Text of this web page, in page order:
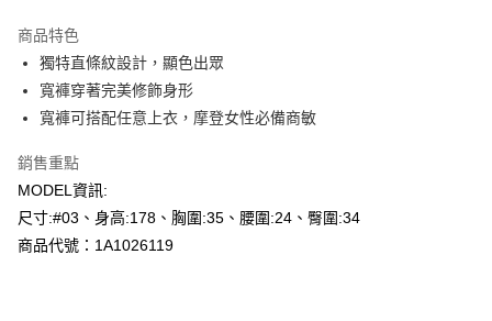
Apple Pay
悠遊付
AFTEE先享後付
相關說明
AFTEE先享後付是「在收到商品之後才付款」的支付方式。 讓您購物簡單
商品特色
獨特直條紋設計，顯色出眾
寬褲穿著完美修飾身形
寬褲可搭配任意上衣，摩登女性必備商敏
銷售重點
MODEL資訊:
尺寸:#03、身高:178、胸圍:35、腰圍:24、臀圍:34
商品代號：1A1026119